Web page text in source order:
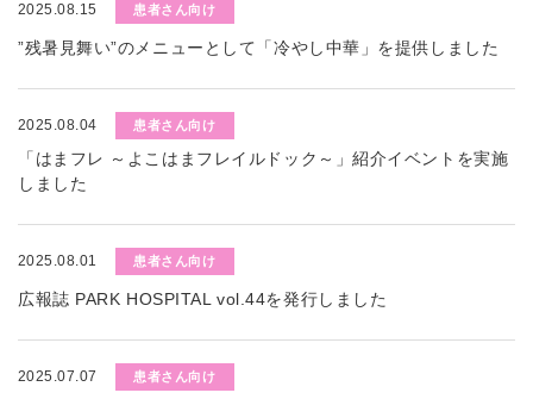
2025.08.15 患者さん向け
”残暑見舞い”のメニューとして「冷やし中華」を提供しました
2025.08.04 患者さん向け
「はまフレ ～よこはまフレイルドック～」紹介イベントを実施
しました
2025.08.01 患者さん向け
広報誌 PARK HOSPITAL vol.44を発行しました
2025.07.07 患者さん向け